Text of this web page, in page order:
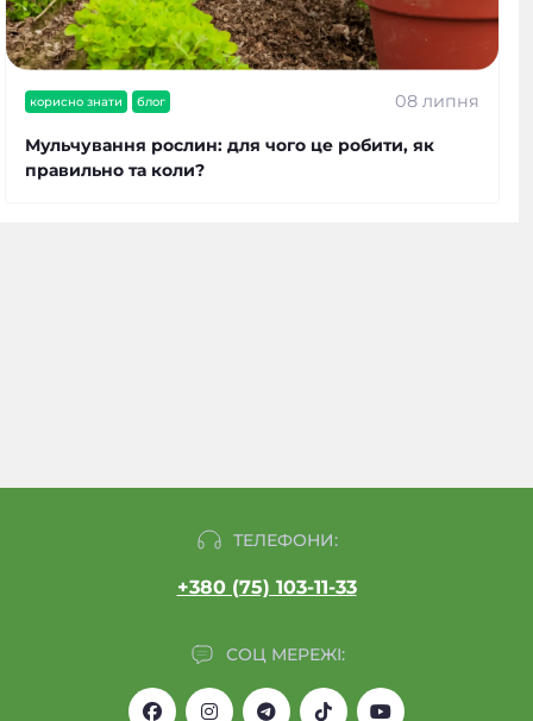
корисно знати блог 08 липня
Мульчування рослин: для чого це робити, як
правильно та коли?
ТЕЛЕФОНИ:
+380 (75) 103-11-33
СОЦ МЕРЕЖІ: